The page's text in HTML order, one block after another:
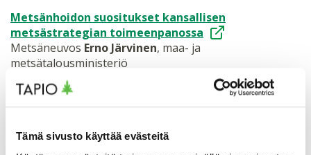
Tämä sivusto käyttää evästeitä
Metsänhoidon suositukset kansallisen
metsästrategian toimeenpanossa
Metsäneuvos Erno Järvinen, maa- ja
metsätalousministeriö
Käyttäjien odotuksia luonnonhoidon suosituksille
projektisuunnittelijaMaria Sirviö
Metsätalouden johtava asiantuntija